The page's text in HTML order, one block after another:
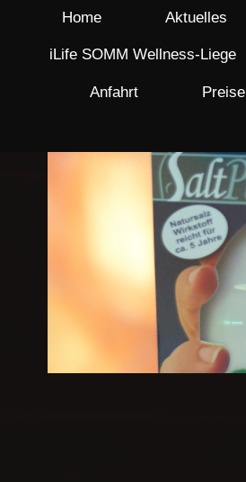
Home Aktuelles
iLife SOMM Wellness-Liege
Anfahrt Preise